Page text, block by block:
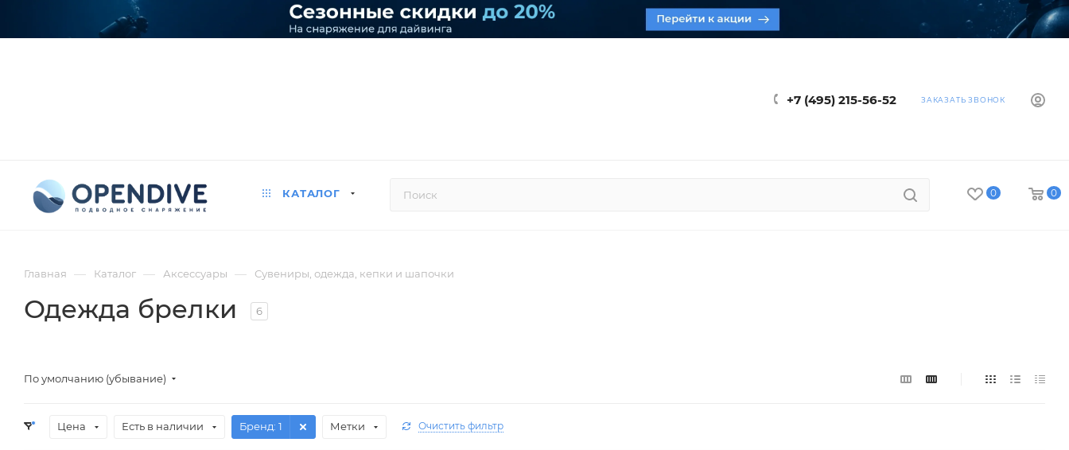
+7 (495) 215-56-52 ЗАКАЗАТЬ ЗВОНОК
КАТАЛОГ 0 0
Главная — Каталог — Аксессуары — Сувениры, одежда, кепки и шапочки
Одежда брелки 6
По умолчанию (убывание)
Цена Есть в наличии Бренд: 1 Метки Очистить фильтр